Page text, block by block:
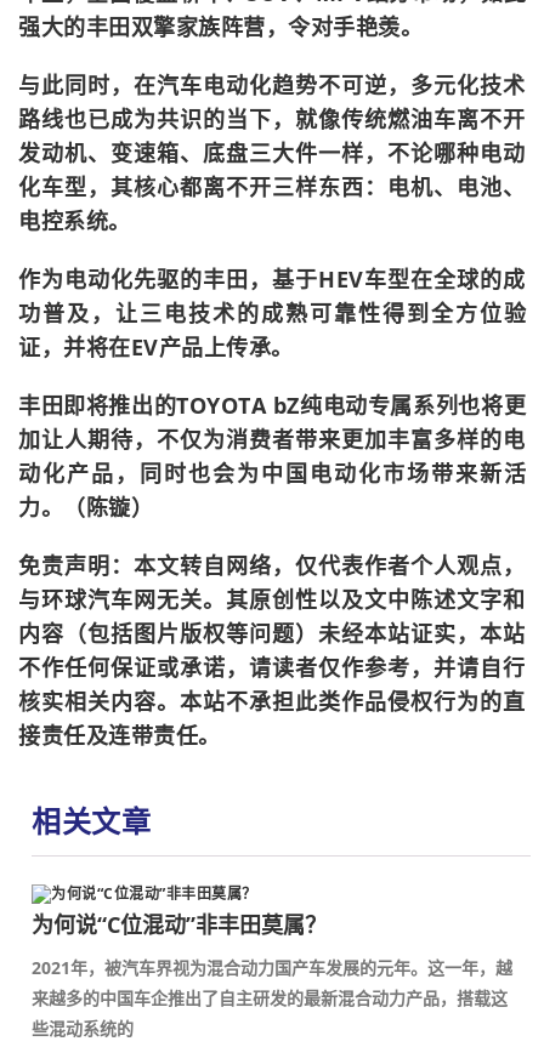
强大的丰田双擎家族阵营，令对手艳羡。
与此同时，在汽车电动化趋势不可逆，多元化技术
路线也已成为共识的当下，就像传统燃油车离不开
发动机、变速箱、底盘三大件一样，不论哪种电动
化车型，其核心都离不开三样东西：电机、电池、
电控系统。
作为电动化先驱的丰田，基于HEV车型在全球的成
功普及，让三电技术的成熟可靠性得到全方位验
证，并将在EV产品上传承。
丰田即将推出的TOYOTA bZ纯电动专属系列也将更
加让人期待，不仅为消费者带来更加丰富多样的电
动化产品，同时也会为中国电动化市场带来新活
力。（陈镟）
免责声明：本文转自网络，仅代表作者个人观点，
与环球汽车网无关。其原创性以及文中陈述文字和
内容（包括图片版权等问题）未经本站证实，本站
不作任何保证或承诺，请读者仅作参考，并请自行
核实相关内容。本站不承担此类作品侵权行为的直
接责任及连带责任。
相关文章
为何说“C位混动”非丰田莫属？
2021年，被汽车界视为混合动力国产车发展的元年。这一年，越
来越多的中国车企推出了自主研发的最新混合动力产品，搭载这
些混动系统的